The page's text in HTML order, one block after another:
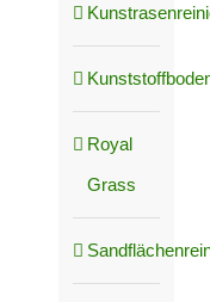
Royal
Grass